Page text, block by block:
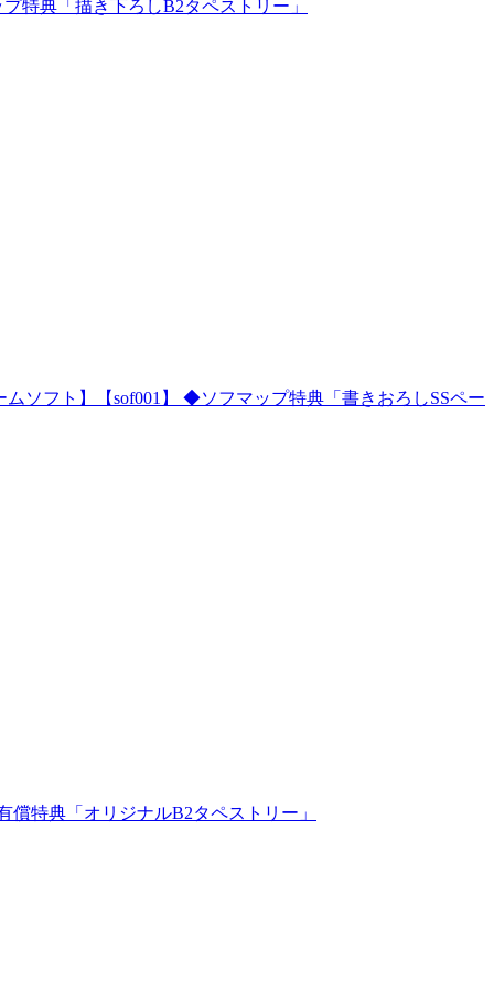
特典「描き下ろしB2タペストリー」
ソフト】【sof001】 ◆ソフマップ特典「書きおろしSSペー
償特典「オリジナルB2タペストリー」